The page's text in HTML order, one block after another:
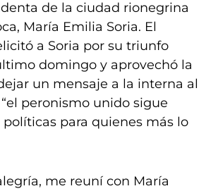
de la ciudad rionegrina
María Emilia Soria. El
a Soria por su triunfo
domingo y aprovechó la
un mensaje a la interna al
peronismo unido sigue
para quienes más lo
me reuní con María